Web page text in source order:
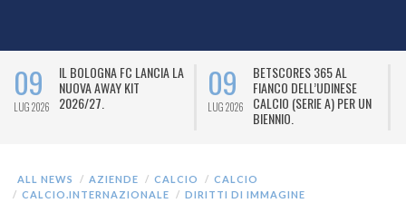
09
LUG 2026
IL BOLOGNA FC LANCIA LA
NUOVA AWAY KIT
2026/27.
09
LUG 2026
BETSCORES 365 AL
FIANCO DELL’UDINESE
CALCIO (SERIE A) PER UN
BIENNIO.
ALL NEWS AZIENDE CALCIO
CALCIO
CALCIO.INTERNAZIONALE
DIRITTI DI IMMAGINE